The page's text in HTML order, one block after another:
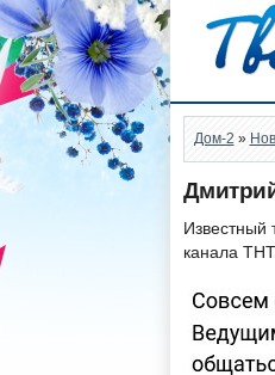
Дом-2 »
Известный
канала ТНТ.